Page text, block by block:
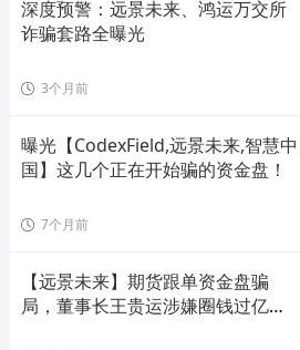
深度预警：远景未来、鸿运万交所
诈骗套路全曝光
3个月前
曝光【CodexField,远景未来,智慧中
国】这几个正在开始骗的资金盘！
7个月前
【远景未来】期货跟单资金盘骗
局，董事长王贵运涉嫌圈钱过亿，